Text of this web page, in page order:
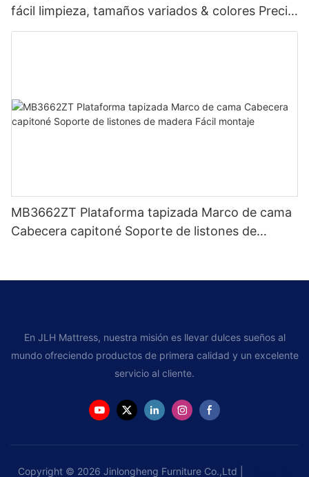
fácil limpieza, tamaños variados & colores Precio
de fábrica - Muebles JLH
MB3662ZT Plataforma tapizada Marco de cama
Cabecera capitoné Soporte de listones de
En JLH Mattress, nuestra misión es llevar dulces sueños al
mundo ofreciendo productos de primera calidad y un excelente
servicio al cliente.
Copyright © 2026 Jinlongheng Furniture Co.,Ltd |